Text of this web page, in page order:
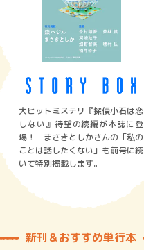
大ヒットミステリ『探偵小石は恋
しない』待望の続編が本誌に登
場！ まさきとしかさんの「私の
ことは話したくない」も前号に続
いて特別掲載します。
新刊＆おすすめ単行本